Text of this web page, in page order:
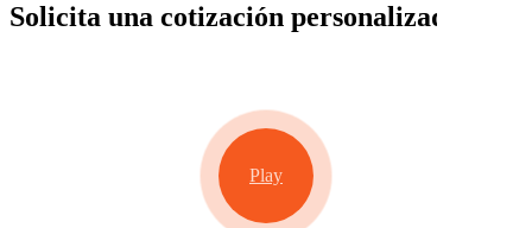
Solicita una cotización personalizada
Play